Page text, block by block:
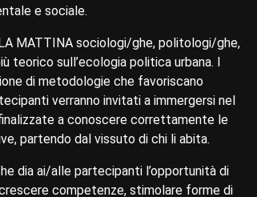
e sociale.
MATTINA sociologi/ghe, politologi/ghe,
teorico sull’ecologia politica urbana. I
di metodologie che favoriscano
verranno invitati a immergersi nel
a conoscere correttamente le
partendo dal vissuto di chi li abita.
dia ai/alle partecipanti l’opportunità di
competenze, stimolare forme di